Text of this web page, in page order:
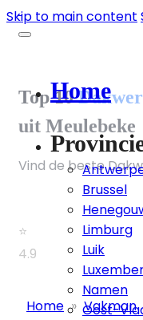
Skip to main content
Home
Brussel
Limburg
Luik
Namen
Oost-
Top 10
uit Meulebeke
Vind de beste
⭐
4.9
Home » Vakman